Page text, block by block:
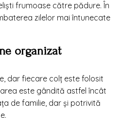
frumoase către pădure. În
zilelor mai întunecate
organizat
dar fiecare colț este folosit
este gândită astfel încât
de familie, dar și potrivită